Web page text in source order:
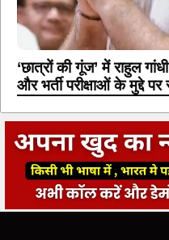
‘छात्रों की गूंज’ में राहुल
और भर्ती परीक्षाओं के मुद्दे